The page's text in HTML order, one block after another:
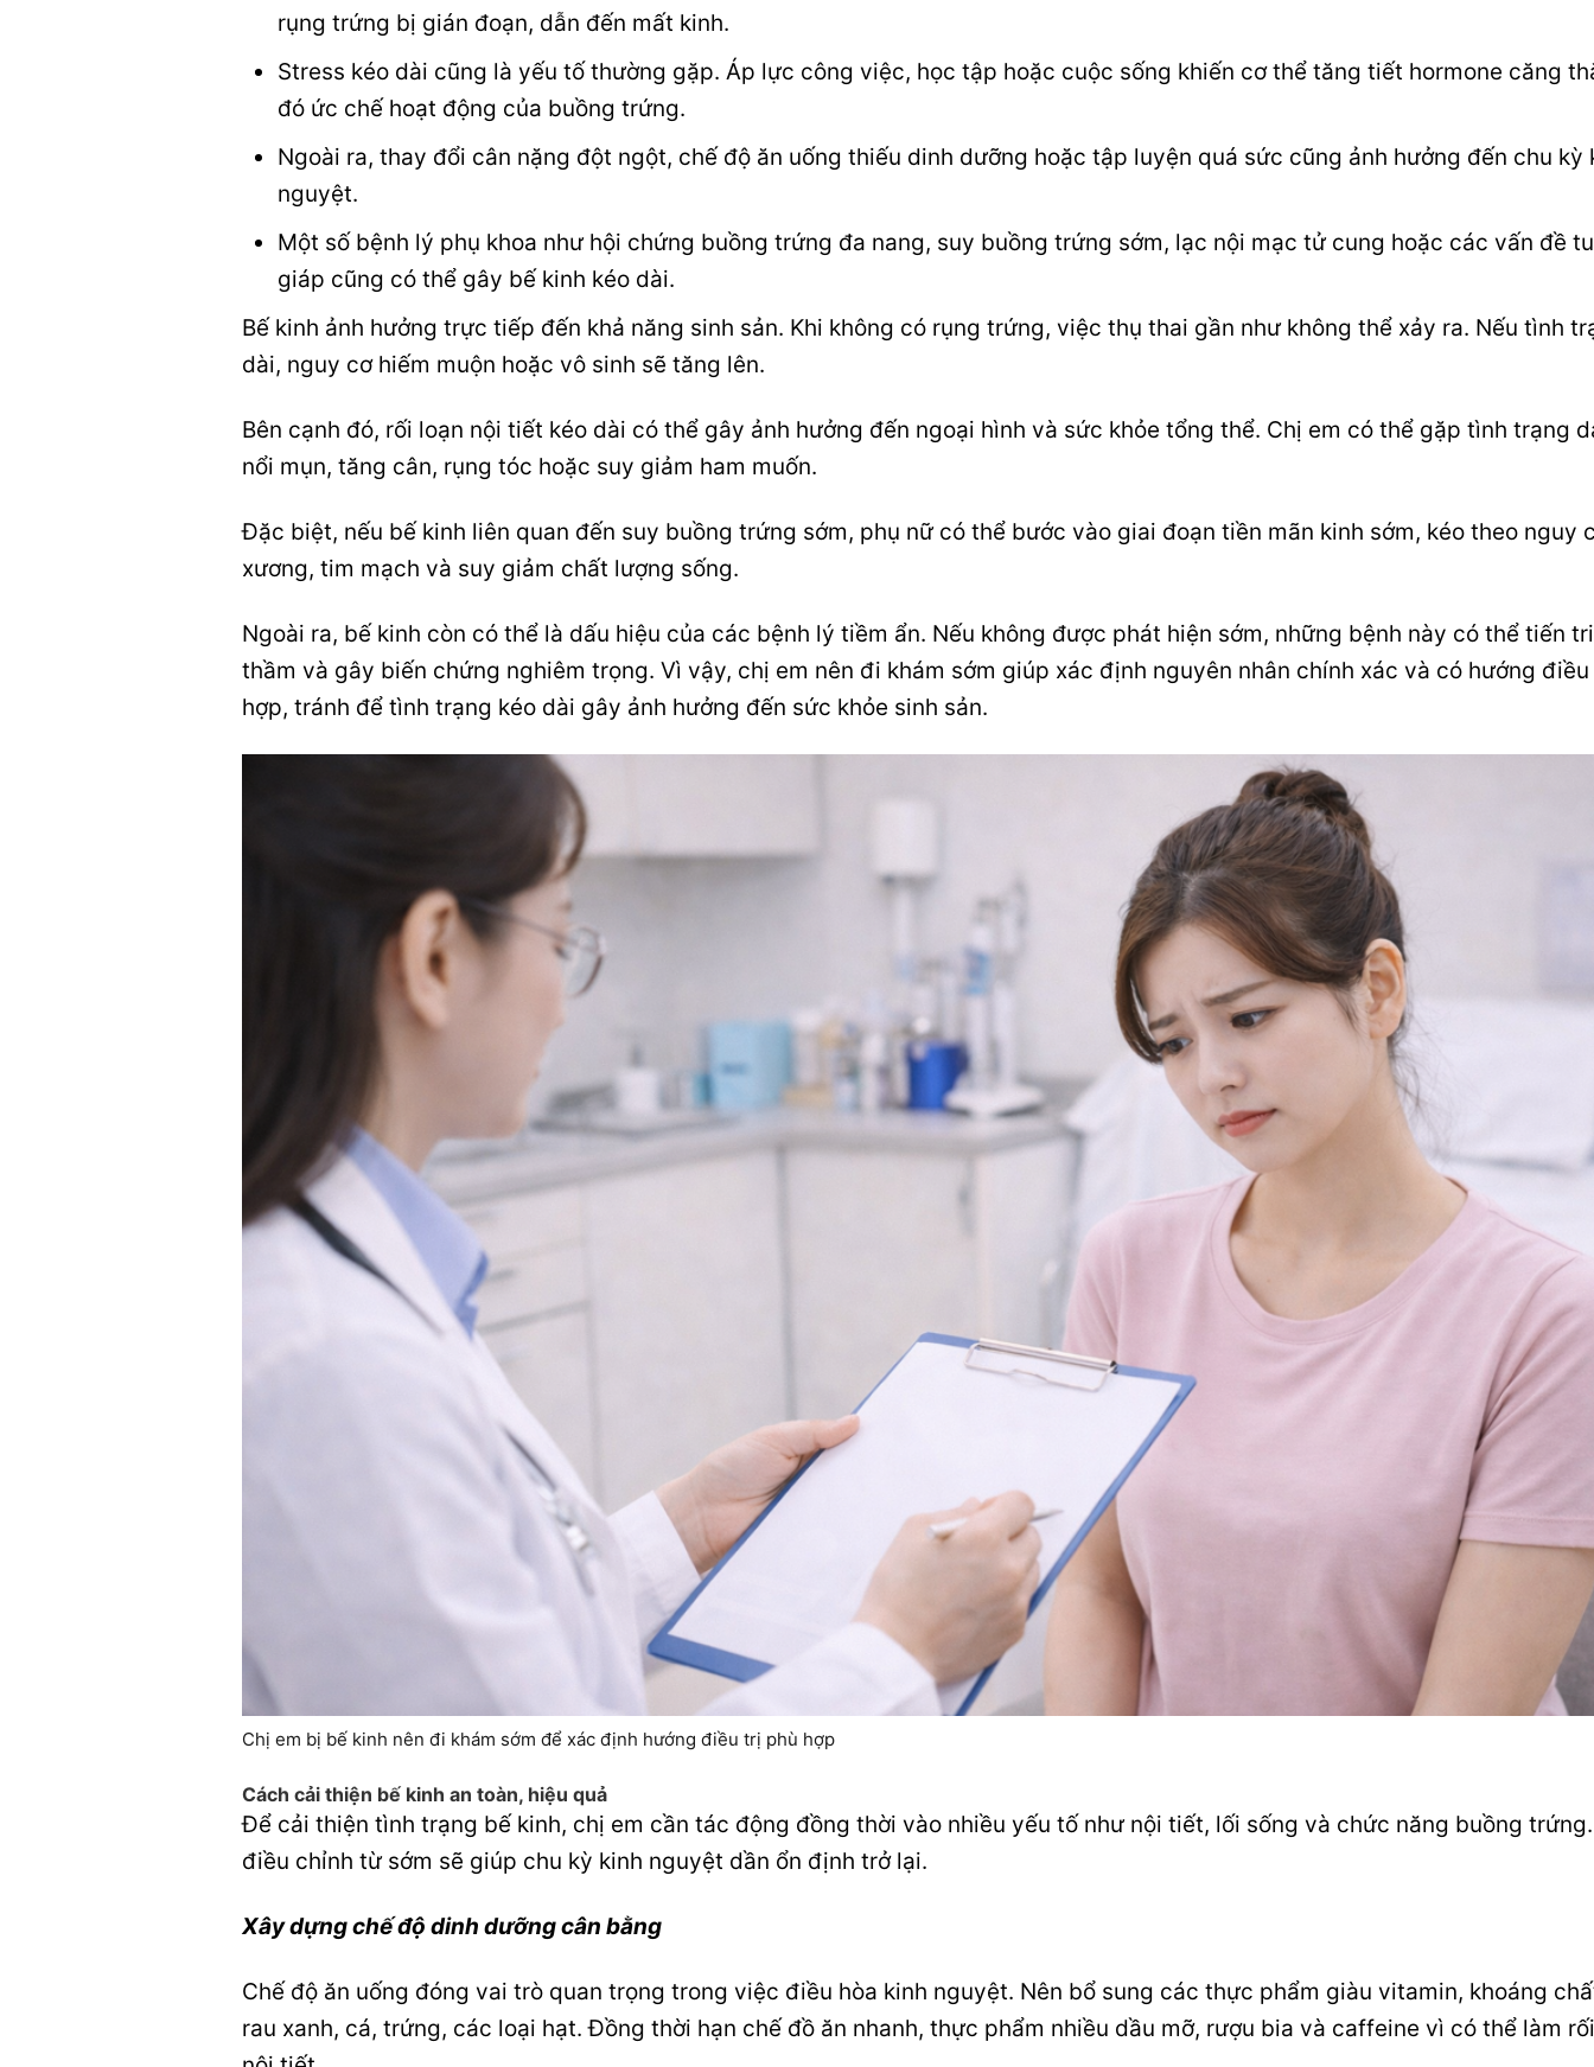
rụng trứng bị gián đoạn, dẫn đến mất kinh.
Stress kéo dài cũng là yếu tố thường gặp. Áp lực công việc, học tập hoặc cuộc sống khiến cơ thể tăng tiết hormone căng
đó ức chế hoạt động của buồng trứng.
Ngoài ra, thay đổi cân nặng đột ngột, chế độ ăn uống thiếu dinh dưỡng hoặc tập luyện quá sức cũng ảnh hưởng đến chu kỳ
nguyệt.
Một số bệnh lý phụ khoa như hội chứng buồng trứng đa nang, suy buồng trứng sớm, lạc nội mạc tử cung hoặc các vấn đề
giáp cũng có thể gây bế kinh kéo dài.
Bế kinh ảnh hưởng trực tiếp đến khả năng sinh sản. Khi không có rụng trứng, việc thụ thai gần như không thể xảy ra. Nếu tình
dài, nguy cơ hiếm muộn hoặc vô sinh sẽ tăng lên.
Bên cạnh đó, rối loạn nội tiết kéo dài có thể gây ảnh hưởng đến ngoại hình và sức khỏe tổng thể. Chị em có thể gặp tình trạng
nổi mụn, tăng cân, rụng tóc hoặc suy giảm ham muốn.
Đặc biệt, nếu bế kinh liên quan đến suy buồng trứng sớm, phụ nữ có thể bước vào giai đoạn tiền mãn kinh sớm, kéo theo nguy
xương, tim mạch và suy giảm chất lượng sống.
Ngoài ra, bế kinh còn có thể là dấu hiệu của các bệnh lý tiềm ẩn. Nếu không được phát hiện sớm, những bệnh này có thể tiến
thầm và gây biến chứng nghiêm trọng. Vì vậy, chị em nên đi khám sớm giúp xác định nguyên nhân chính xác và có hướng
hợp, tránh để tình trạng kéo dài gây ảnh hưởng đến sức khỏe sinh sản.
Chị em bị bế kinh nên đi khám sớm để xác định hướng điều trị phù hợp
Cách cải thiện bế kinh an toàn, hiệu quả
Để cải thiện tình trạng bế kinh, chị em cần tác động đồng thời vào nhiều yếu tố như nội tiết, lối sống và chức năng buồng
điều chỉnh từ sớm sẽ giúp chu kỳ kinh nguyệt dần ổn định trở lại.
Xây dựng chế độ dinh dưỡng cân bằng
Chế độ ăn uống đóng vai trò quan trọng trong việc điều hòa kinh nguyệt. Nên bổ sung các thực phẩm giàu vitamin, khoáng
rau xanh, cá, trứng, các loại hạt. Đồng thời hạn chế đồ ăn nhanh, thực phẩm nhiều dầu mỡ, rượu bia và caffeine vì có thể làm